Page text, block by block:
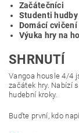
Začátečníci
Studenti hudby
Domácí cvičení
Výuka hry na
SHRNUTÍ
Vangoa housle 4/4
začátek hry. Nabízí
hudební kroky.
Buďte první, kdo